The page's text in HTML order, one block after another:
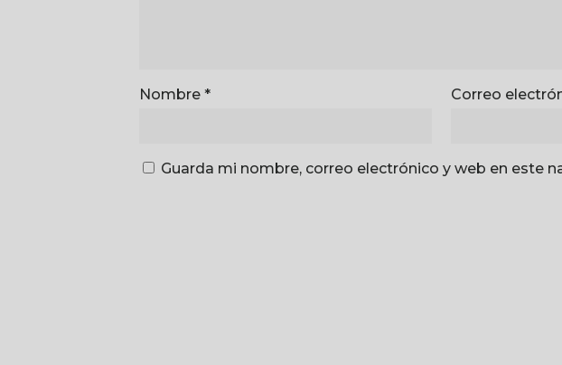
Nombre * Correo
Guarda mi nombre, correo electrónico y web en este